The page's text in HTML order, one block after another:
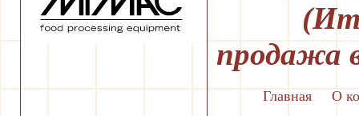
продажа
Главная
О